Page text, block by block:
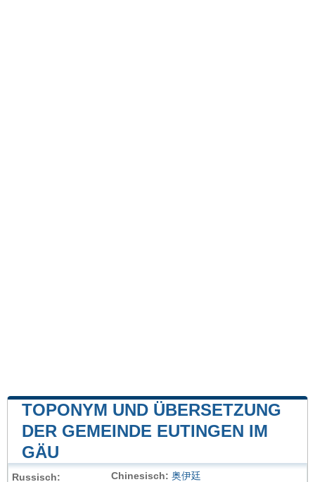
TOPONYM UND ÜBERSETZUNG
DER GEMEINDE EUTINGEN IM
GÄU
Russisch: Chinesisch: 奥伊廷